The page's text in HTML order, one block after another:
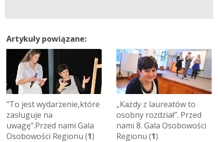
Artykuły powiązane:
"To jest wydarzenie,które
zasługuje na
uwagę".Przed nami Gala
Osobowości Regionu (1)
„Każdy z laureatów to
osobny rozdział”. Przed
nami 8. Gala Osobowości
Regionu (1)